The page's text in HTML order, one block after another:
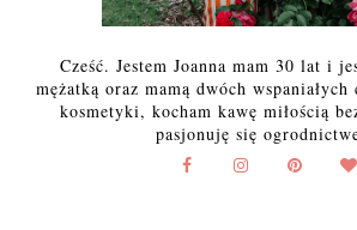
Cześć. Jestem Joanna mam 30 lat i
mężatką oraz mamą dwóch
kosmetyki, kocham kawę miłością
pasjonuję się